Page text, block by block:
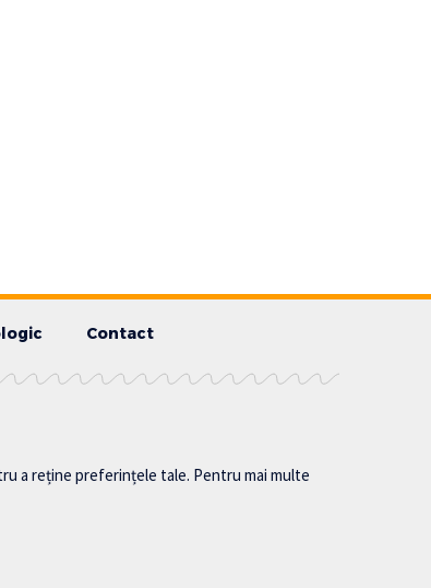
Contact
a reține preferințele tale. Pentru mai multe